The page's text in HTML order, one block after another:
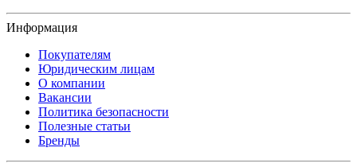
Информация
Покупателям
Юридическим лицам
О компании
Вакансии
Политика безопасности
Полезные статьи
Бренды